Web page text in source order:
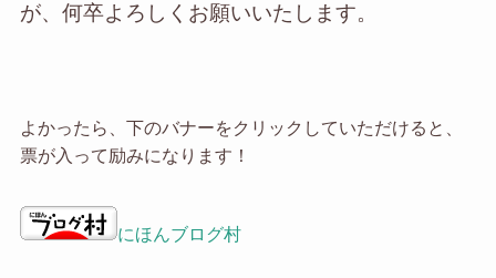
が、何卒よろしくお願いいたします。
よかったら、下のバナーをクリックしていただけると、
票が入って励みになります！
にほんブログ村